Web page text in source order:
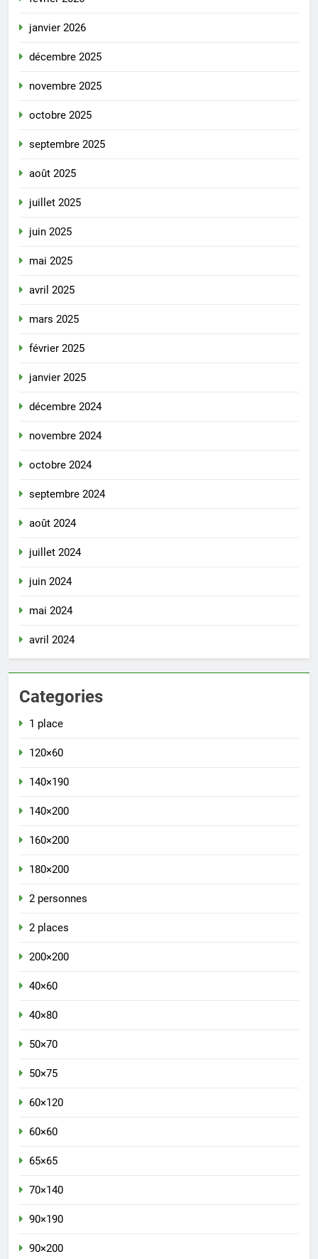
janvier 2026
décembre 2025
novembre 2025
octobre 2025
septembre 2025
août 2025
juillet 2025
juin 2025
mai 2025
avril 2025
mars 2025
février 2025
janvier 2025
décembre 2024
novembre 2024
octobre 2024
septembre 2024
août 2024
juillet 2024
juin 2024
mai 2024
avril 2024
Categories
1 place
120×60
140×190
140×200
160×200
180×200
2 personnes
2 places
200×200
40×60
40×80
50×70
50×75
60×120
60×60
65×65
70×140
90×190
90×200